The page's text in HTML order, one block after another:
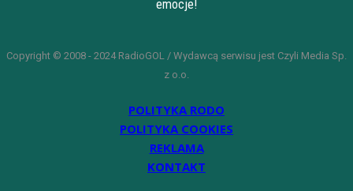
emocje!
Copyright © 2008 - 2024 RadioGOL / Wydawcą serwisu jest Czyli Media Sp.
z o.o.
POLITYKA RODO
POLITYKA COOKIES
REKLAMA
KONTAKT